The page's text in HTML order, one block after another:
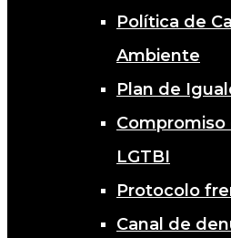
Política de
Ambiente
Plan de
Compromiso
LGTBI
Protocolo
Canal de